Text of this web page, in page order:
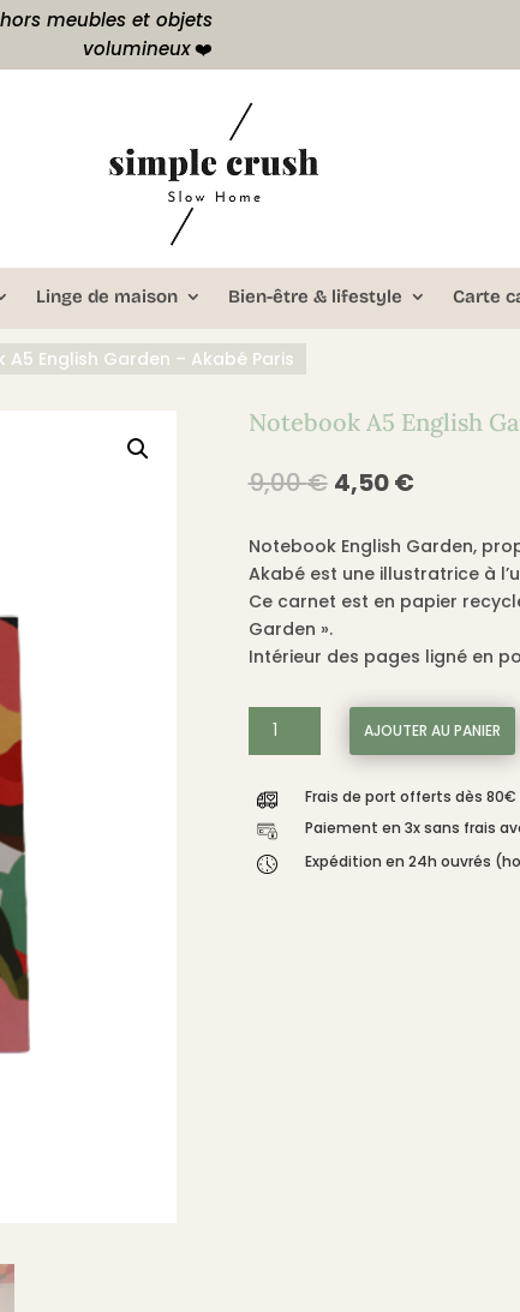
hors meubles et objets
volumineux❤️
Linge de maison Bien-être & lifestyle Carte
A5 English Garden – Akabé Paris
Notebook A5 English
9,00€ Le
initial
était :
9,00 €.
4,50€Le
actuel
est :
4,50 €.
Notebook English Garden,
Akabé est une illustratrice à
Ce carnet est en papier
Garden ».
Intérieur des pages ligné en
quantité
A5
English
Garden
AJOUTER AU PANIER
Frais de port offerts dès
Paiement en 3x sans frais
Expédition en 24h ouvrés